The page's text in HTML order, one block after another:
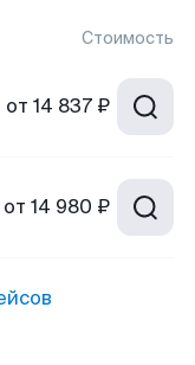
Стоимость
от 14 837 ₽
от 14 980 ₽